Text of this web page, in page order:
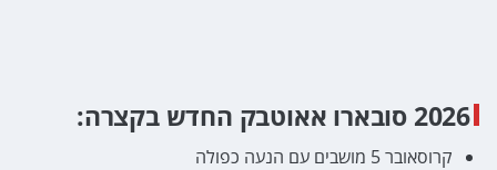
2026 סובארו אאוטבק החדש בקצרה:
קרוסאובר 5 מושבים עם הנעה כפולה